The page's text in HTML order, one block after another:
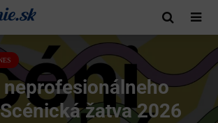
neprofesionálneho
žatva 2026